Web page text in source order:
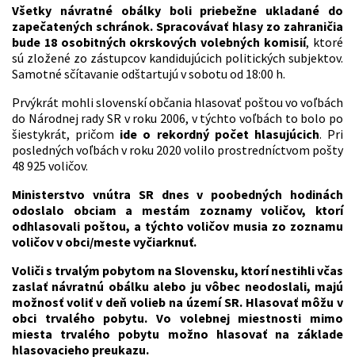
Všetky návratné obálky boli priebežne ukladané do
zapečatených schránok. Spracovávať hlasy zo zahraničia
bude 18 osobitných okrskových volebných komisií, ktoré
sú zložené zo zástupcov kandidujúcich politických subjektov.
Samotné sčítavanie odštartujú v sobotu od 18:00 h.
Prvýkrát mohli slovenskí občania hlasovať poštou vo voľbách
do Národnej rady SR v roku 2006, v týchto voľbách to bolo po
šiestykrát, pričom ide o rekordný počet hlasujúcich. Pri
posledných voľbách v roku 2020 volilo prostredníctvom pošty
48 925 voličov.
Ministerstvo vnútra SR dnes v poobedných hodinách
odoslalo obciam a mestám zoznamy voličov, ktorí
odhlasovali poštou, a týchto voličov musia zo zoznamu
voličov v obci/meste vyčiarknuť.
Voliči s trvalým pobytom na Slovensku, ktorí nestihli včas
zaslať návratnú obálku alebo ju vôbec neodoslali, majú
možnosť voliť v deň volieb na území SR. Hlasovať môžu v
obci trvalého pobytu. Vo volebnej miestnosti mimo
miesta trvalého pobytu možno hlasovať na základe
hlasovacieho preukazu.